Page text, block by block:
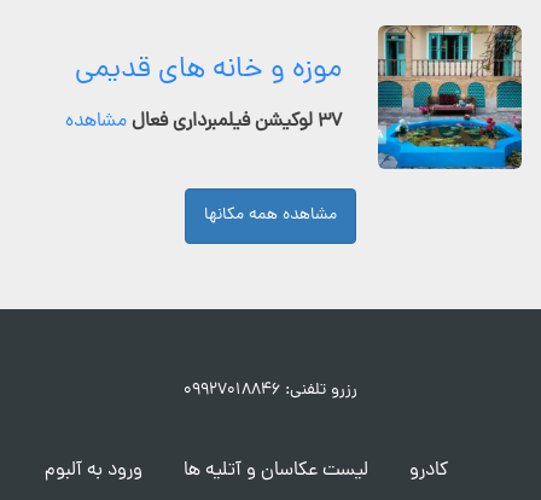
موزه و خانه های قدیمی
۳۷ لوکیشن فیلمبرداری فعال مشاهده
مشاهده همه مکانها
رزرو تلفنی: ۰۹۹۲۷۰۱۸۸۴۶
کادرو لیست عکاسان و آتلیه ها
ورود به آلبوم